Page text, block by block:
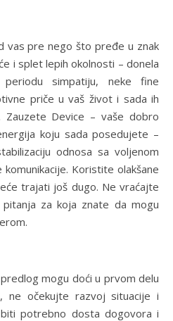
vas pre nego što pređe u znak
i splet lepih okolnosti – donela
simpatiju, neke fine
priče u vaš život i sada ih
Device – vaše dobro
koju sada posedujete –
odnosa sa voljenom
Koristite olakšane
trajati još dugo. Ne vraćajte
za koja znate da mogu
mogu doći u prvom delu
ne očekujte razvoj situacije i
potrebno dosta dogovora i